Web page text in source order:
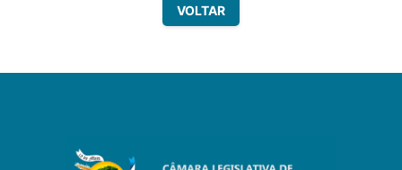
VOLTAR